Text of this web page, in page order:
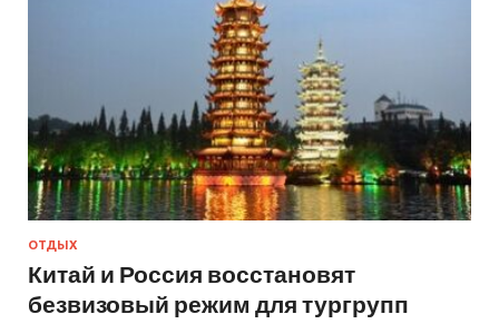
ОТДЫХ
Китай и Россия восстановят
безвизовый режим для тургрупп